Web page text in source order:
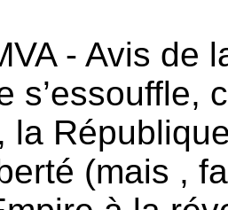
- Avis de
s’essouffle,
la
(mais ,